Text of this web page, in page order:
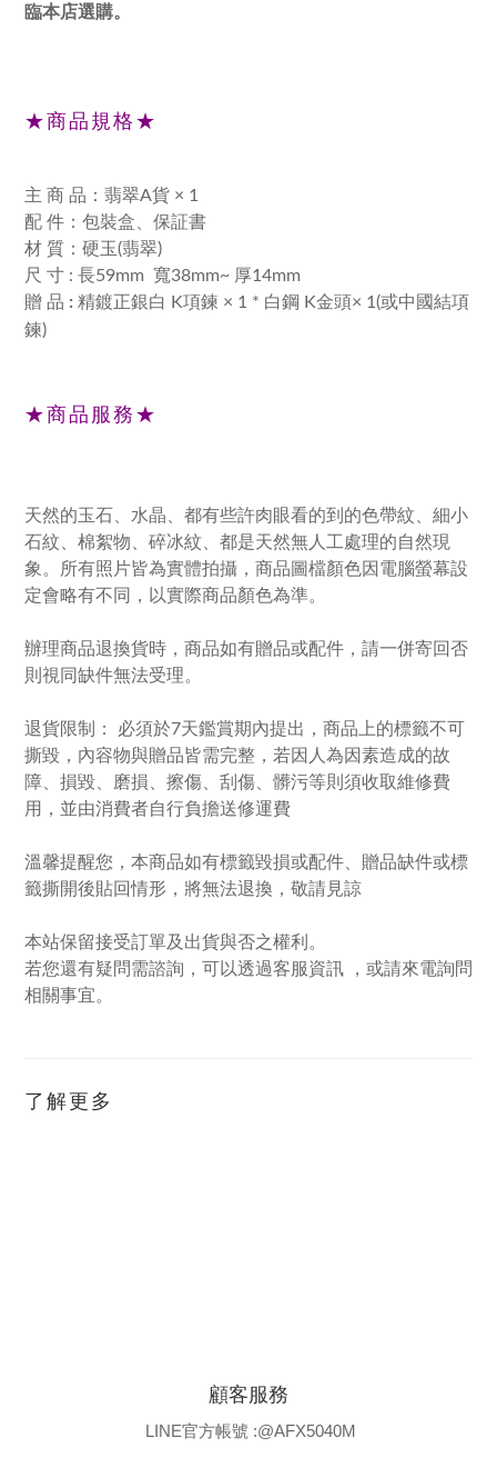
臨本店選購。
★商品規格★
主 商 品：翡翠A貨 × 1
配 件：包裝盒、保証書
材 質：硬玉(翡翠)
尺 寸 : 長59mm 寬38mm~ 厚14mm
贈 品 : 精鍍正銀白 K項鍊 × 1 * 白鋼 K金頭× 1(或中國結項
鍊)
★商品服務★
天然的玉石、水晶、都有些許肉眼看的到的色帶紋、細小
石紋、棉絮物、碎冰紋、都是天然無人工處理的自然現
象。所有照片皆為實體拍攝，商品圖檔顏色因電腦螢幕設
定會略有不同，以實際商品顏色為準。
辦理商品退換貨時，商品如有贈品或配件，請一併寄回否
則視同缺件無法受理。
退貨限制： 必須於7天鑑賞期內提出，商品上的標籤不可
撕毀，內容物與贈品皆需完整，若因人為因素造成的故
障、損毀、磨損、擦傷、刮傷、髒污等則須收取維修費
用，並由消費者自行負擔送修運費
溫馨提醒您，本商品如有標籤毀損或配件、贈品缺件或標
籤撕開後貼回情形，將無法退換，敬請見諒
本站保留接受訂單及出貨與否之權利。
若您還有疑問需諮詢，可以透過客服資訊 ，或請來電詢問
相關事宜。
了解更多
顧客服務
LINE官方帳號 :@AFX5040M